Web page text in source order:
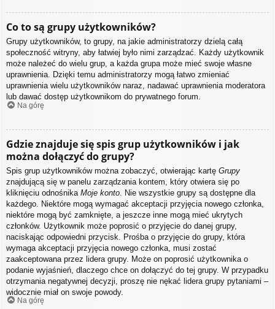
Co to są grupy użytkowników?
Grupy użytkowników, to grupy, na jakie administratorzy dzielą całą
społeczność witryny, aby łatwiej było nimi zarządzać. Każdy użytkownik
może należeć do wielu grup, a każda grupa może mieć swoje własne
uprawnienia. Dzięki temu administratorzy mogą łatwo zmieniać
uprawnienia wielu użytkowników naraz, nadawać uprawnienia moderatora
lub dawać dostęp użytkownikom do prywatnego forum.
Na górę
Gdzie znajduje się spis grup użytkowników i jak
można dołączyć do grupy?
Spis grup użytkowników można zobaczyć, otwierając kartę Grupy
znajdującą się w panelu zarządzania kontem, który otwiera się po
kliknięciu odnośnika Moje konto . Nie wszystkie grupy są dostępne dla
każdego. Niektóre mogą wymagać akceptacji przyjęcia nowego członka,
niektóre mogą być zamknięte, a jeszcze inne mogą mieć ukrytych
członków. Użytkownik może poprosić o przyjęcie do danej grupy,
naciskając odpowiedni przycisk. Prośba o przyjęcie do grupy, która
wymaga akceptacji przyjęcia nowego członka, musi zostać
zaakceptowana przez lidera grupy. Może on poprosić użytkownika o
podanie wyjaśnień, dlaczego chce on dołączyć do tej grupy. W przypadku
otrzymania negatywnej decyzji, proszę nie nękać lidera grupy pytaniami –
widocznie miał on swoje powody.
Na górę